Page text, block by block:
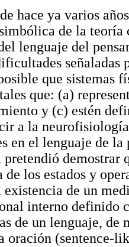
hace ya varios
de la
lenguaje del
que sistemas
que: (a)
y (c) estén
a la
en el lenguaje de la
pretendió demostrar
de los estados y
existencia de un
interno definido
de un lenguaje, de
oración (sentence-